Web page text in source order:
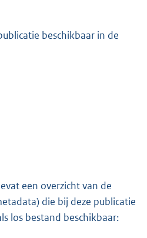
beschikbaar in de
een overzicht van de
die bij deze publicatie
los bestand beschikbaar: